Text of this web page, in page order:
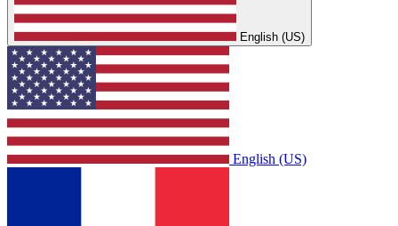
English (US)
English (US)